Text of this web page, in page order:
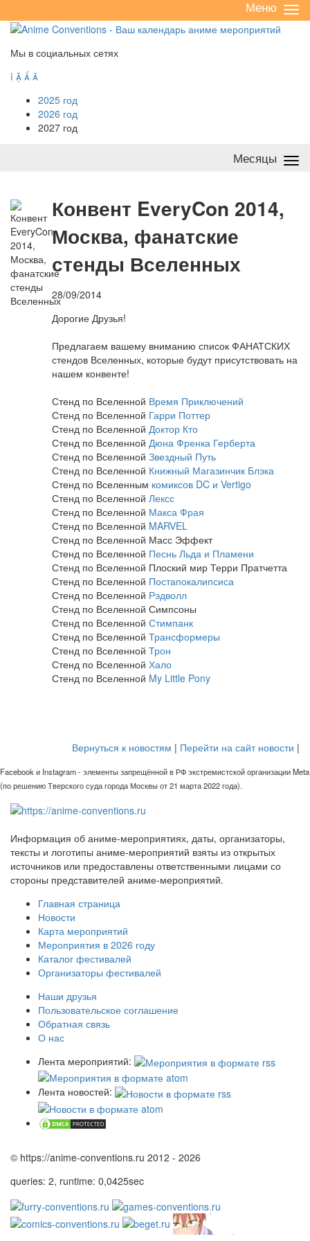
/
Меню
Мы в социальных сетях
   
2025 год
2026 год
2027 год
Месяцы
Конвент EveryCon 2014,
Москва, фанатские
стенды Вселенных
28/09/2014
Дорогие Друзья!
Предлагаем вашему вниманию список ФАНАТСКИХ
стендов Вселенных, которые будут присутствовать на
нашем конвенте!
Стенд по Вселенной Время Приключений
Стенд по Вселенной Гарри Поттер
Стенд по Вселенной Доктор Кто
Стенд по Вселенной Дюна Френка Герберта
Стенд по Вселенной Звездный Путь
Стенд по Вселенной Книжный Магазинчик Блэка
Стенд по Вселенным комиксов DC и Vertigo
Стенд по Вселенной Лексс
Стенд по Вселенной Макса Фрая
Стенд по Вселенной MARVEL
Стенд по Вселенной Масс Эффект
Стенд по Вселенной Песнь Льда и Пламени
Стенд по Вселенной Плоский мир Терри Пратчетта
Стенд по Вселенной Постапокалипсиса
Стенд по Вселенной Рэдволл
Стенд по Вселенной Симпсоны
Стенд по Вселенной Стимпанк
Стенд по Вселенной Трансформеры
Стенд по Вселенной Трон
Стенд по Вселенной Хало
Стенд по Вселенной My Little Pony
Вернуться к новостям | Перейти на сайт новости |
Facebook и Instagram - элементы запрещённой в РФ экстремистской организации Meta
(по решению Тверского суда города Москвы от 21 марта 2022 года).
Информация об аниме-мероприятиях, даты, организаторы,
тексты и логотипы аниме-мероприятий взяты из открытых
источников или предоставлены ответственными лицами со
стороны представителей аниме-мероприятий.
Главная страница
Новости
Карта мероприятий
Мероприятия в 2026 году
Каталог фестивалей
Организаторы фестивалей
Наши друзья
Пользовательское соглашение
Обратная связь
О нас
Лента мероприятий:
Лента новостей:
© https://anime-conventions.ru 2012 - 2026
queries: 2, runtime: 0,0425sec